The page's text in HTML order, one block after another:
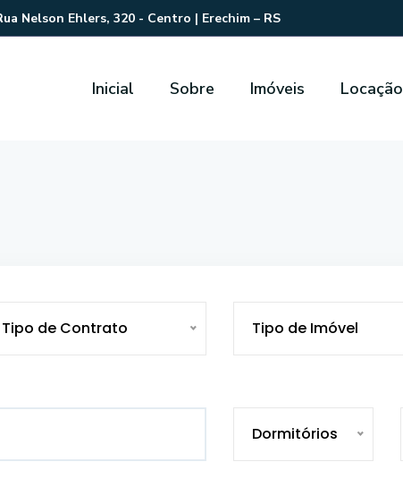
Nelson Ehlers, 320 - Centro | Erechim – RS
Inicial Sobre Imóveis Locação
Tipo de Contrato Tipo de Imóvel
Dormitórios